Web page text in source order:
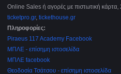
Online Sales ή αγορές με πιστωτική
ticketpro.gr, tickethouse.gr
Πληροφορίες:
Piraeus 117 Academy Facebook
ΜΠΛΕ - επίσημη ιστοσελίδα
ΜΠΛΕ facebook
Θεοδοσία Τσάτσου - επίσημη ιστοσελίδα